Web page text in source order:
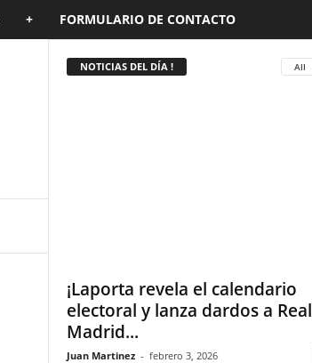
+ FORMULARIO DE CONTACTO
NOTICIAS DEL DÍA ! All
¡Laporta revela el calendario
electoral y lanza dardos a Real
Madrid...
Juan Martinez - febrero 3, 2026